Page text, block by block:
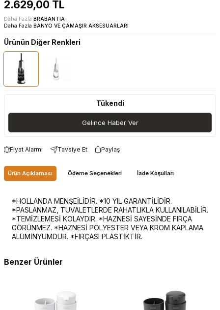
2.629,00 TL
Daha Fazla BRABANTIA
Daha Fazla BANYO VE ÇAMAŞIR AKSESUARLARI
Ürünün Diğer Renkleri
Tükendi
Gelince Haber Ver
Fiyat Alarmı Tavsiye Et Paylaş
Ürün Açıklaması Ödeme Seçenekleri İade Koşulları
*HOLLANDA MENŞEİLİDİR. *10 YIL GARANTİLİDİR.
*PASLANMAZ, TUVALETLERDE RAHATLIKLA KULLANILABİLİR.
*TEMİZLEMESİ KOLAYDIR. *HAZNESİ SAYESİNDE FIRÇA
GÖRÜNMEZ. *HAZNESİ POLYESTER VEYA KROM KAPLAMA
ALÜMİNYUMDUR. *FIRÇASI PLASTİKTİR.
Benzer Ürünler